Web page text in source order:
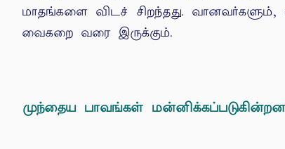
மாதங்களை விடச் சிறந்தது.
வைகறை வரை இருக்கும்.
முந்தைய பாவங்கள் மன்னிக்கப்படுகின்றன